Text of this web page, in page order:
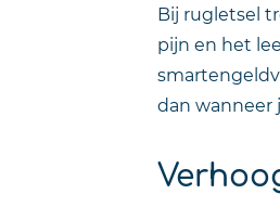
Bij rugletsel
pijn en het
dan wanneer